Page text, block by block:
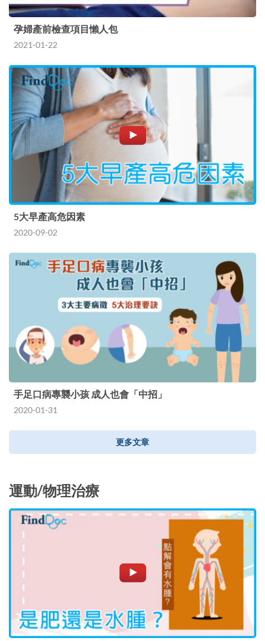
孕婦產前檢查項目懶人包
2021-01-22
5大早產高危因素
2020-09-02
手足口病專襲小孩 成人也會「中招」
2020-01-31
更多文章
運動/物理治療